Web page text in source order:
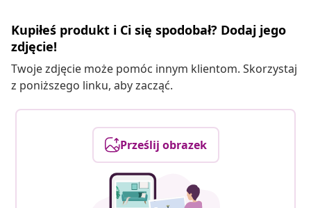
Kupiłeś produkt i Ci się spodobał? Dodaj jego
zdjęcie!
Twoje zdjęcie może pomóc innym klientom. Skorzystaj
z poniższego linku, aby zacząć.
Prześlij obrazek